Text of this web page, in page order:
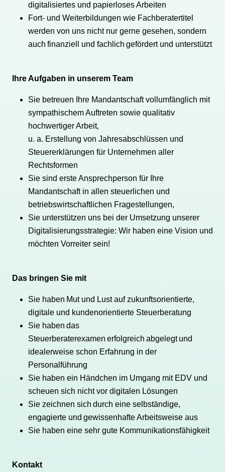
digitalisiertes und papierloses Arbeiten
Fort- und Weiterbildungen wie Fachberatertitel
werden von uns nicht nur gerne gesehen, sondern
auch finanziell und fachlich gefördert und unterstützt
Ihre Aufgaben in unserem Team
Sie betreuen Ihre Mandantschaft vollumfänglich mit
sympathischem Auftreten sowie qualitativ
hochwertiger Arbeit‚
u. a. Erstellung von Jahresabschlüssen und
Steuererklärungen für Unternehmen aller
Rechtsformen
Sie sind erste Ansprechperson für Ihre
Mandantschaft in allen steuerlichen und
betriebswirtschaftlichen Fragestellungen,
Sie unterstützen uns bei der Umsetzung unserer
Digitalisierungsstrategie: Wir haben eine Vision und
möchten Vorreiter sein!
Das bringen Sie mit
Sie haben Mut und Lust auf zukunftsorientierte,
digitale und kundenorientierte Steuerberatung
Sie haben das
Steuerberaterexamen erfolgreich abgelegt und
idealerweise schon Erfahrung in der
Personalführung
Sie haben ein Händchen im Umgang mit EDV und
scheuen sich nicht vor digitalen Lösungen
Sie zeichnen sich durch eine selbständige,
engagierte und gewissenhafte Arbeitsweise aus
Sie haben eine sehr gute Kommunikationsfähigkeit
Kontakt